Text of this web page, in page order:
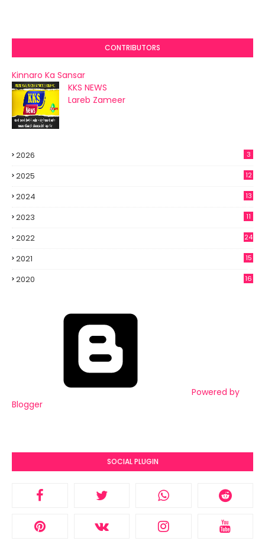
CONTRIBUTORS
Kinnaro Ka Sansar
KKS NEWS
Lareb Zameer
2026 3
2025 12
2024 13
2023 11
2022 24
2021
15
2020
16
Powered by
Blogger
SOCIAL PLUGIN